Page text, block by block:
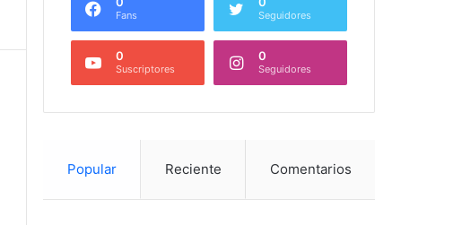
Fans Seguidores
0
Suscriptores
0
Seguidores
Popular Reciente Comentarios